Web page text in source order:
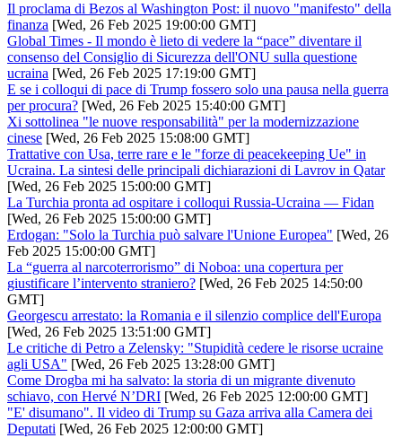
Il proclama di Bezos al Washington Post: il nuovo "manifesto" della
finanza [Wed, 26 Feb 2025 19:00:00 GMT]
Global Times - Il mondo è lieto di vedere la “pace” diventare il
consenso del Consiglio di Sicurezza dell'ONU sulla questione
ucraina [Wed, 26 Feb 2025 17:19:00 GMT]
E se i colloqui di pace di Trump fossero solo una pausa nella guerra
per procura? [Wed, 26 Feb 2025 15:40:00 GMT]
Xi sottolinea "le nuove responsabilità" per la modernizzazione
cinese [Wed, 26 Feb 2025 15:08:00 GMT]
Trattative con Usa, terre rare e le "forze di peacekeeping Ue" in
Ucraina. La sintesi delle principali dichiarazioni di Lavrov in Qatar
[Wed, 26 Feb 2025 15:00:00 GMT]
La Turchia pronta ad ospitare i colloqui Russia-Ucraina — Fidan
[Wed, 26 Feb 2025 15:00:00 GMT]
Erdogan: "Solo la Turchia può salvare l'Unione Europea" [Wed, 26
Feb 2025 15:00:00 GMT]
La “guerra al narcoterrorismo” di Noboa: una copertura per
giustificare l’intervento straniero? [Wed, 26 Feb 2025 14:50:00
GMT]
Georgescu arrestato: la Romania e il silenzio complice dell'Europa
[Wed, 26 Feb 2025 13:51:00 GMT]
Le critiche di Petro a Zelensky: "Stupidità cedere le risorse ucraine
agli USA" [Wed, 26 Feb 2025 13:28:00 GMT]
Come Drogba mi ha salvato: la storia di un migrante divenuto
schiavo, con Hervé N’DRI [Wed, 26 Feb 2025 12:00:00 GMT]
"E' disumano". Il video di Trump su Gaza arriva alla Camera dei
Deputati [Wed, 26 Feb 2025 12:00:00 GMT]